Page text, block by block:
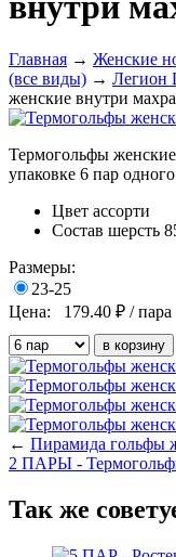
Главная → Женские
(все виды) → Легион
женские внутри
Термогольфы
упаковке 6 пар
Цвет ассорти
Состав шерсть
Размеры:
23-25
Цена:
179.40 ₽ / пара
← Пирамида гольфы
2 ПАРЫ -
Так же